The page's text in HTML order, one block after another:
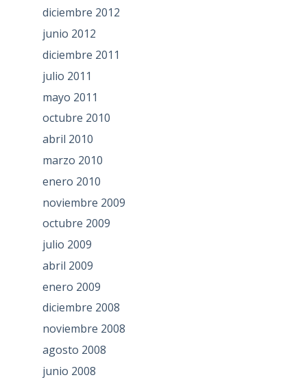
diciembre 2012
junio 2012
diciembre 2011
julio 2011
mayo 2011
octubre 2010
abril 2010
marzo 2010
enero 2010
noviembre 2009
octubre 2009
julio 2009
abril 2009
enero 2009
diciembre 2008
noviembre 2008
agosto 2008
junio 2008